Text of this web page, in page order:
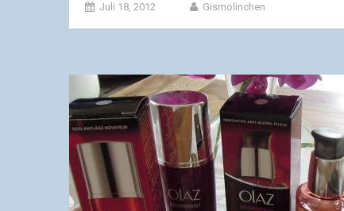
Juli 18, 2012 Gismolinchen